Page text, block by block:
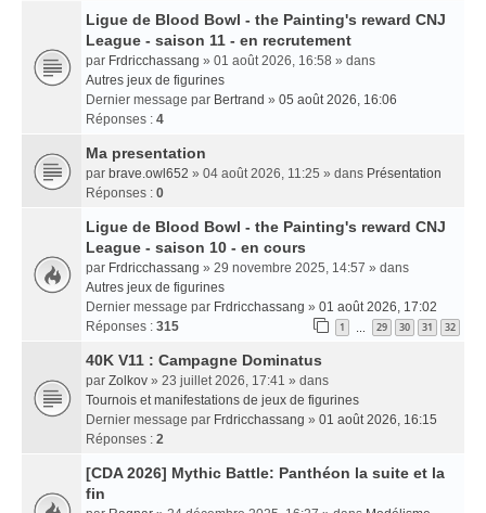
Ligue de Blood Bowl - the Painting's reward CNJ
League - saison 11 - en recrutement
par Frdricchassang » 01 août 2026, 16:58 » dans
Autres jeux de figurines
Dernier message par Bertrand » 05 août 2026, 16:06
Réponses : 4
Ma presentation
par brave.owl652 » 04 août 2026, 11:25 » dans Présentation
Réponses : 0
Ligue de Blood Bowl - the Painting's reward CNJ
League - saison 10 - en cours
par Frdricchassang » 29 novembre 2025, 14:57 » dans
Autres jeux de figurines
Dernier message par Frdricchassang » 01 août 2026, 17:02
Réponses : 315 1 29 30 31 32
40K V11 : Campagne Dominatus
par Zolkov » 23 juillet 2026, 17:41 » dans
Tournois et manifestations de jeux de figurines
Dernier message par Frdricchassang » 01 août 2026, 16:15
Réponses : 2
[CDA 2026] Mythic Battle: Panthéon la suite et la
fin